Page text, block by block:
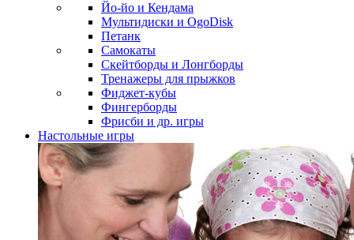
Йо-йо и Кендама
Мультидиски и OgoDisk
Петанк
Самокаты
Скейтборды и Лонгборды
Тренажеры для прыжков
Фиджет-кубы
Фингерборды
Фрисби и др. игры
Настольные игры